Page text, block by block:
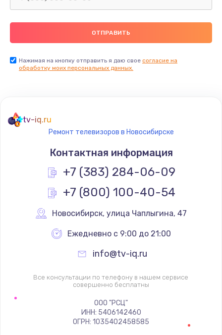
400 руб.
Не реагирует на кнопки
Не сопряжается с устройством
Помехи и искажение звука
Заказать
1400 руб.
Заказать
Восстановление цепи питания, пайка
880 руб.
Нажимая на кнопку отправить я даю свое согласие на
обработку моих персональных данных.
tv-iq.ru
Ремонт телевизоров в Новосибирске
Контактная информация
+7 (383) 284-06-09
+7 (800) 100-40-54
Новосибирск, улица Чаплыгина, 47
Ежедневно с 9:00 до 21:00
info@tv-iq.ru
Все консультации по телефону в нашем сервисе
совершенно бесплатны
ООО "РСЦ"
ИНН: 5406142460
ОГРН: 1035402458585